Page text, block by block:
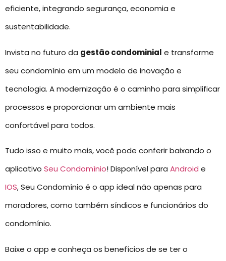
eficiente, integrando segurança, economia e
sustentabilidade.
Invista no futuro da gestão condominial e transforme
seu condomínio em um modelo de inovação e
tecnologia. A modernização é o caminho para simplificar
processos e proporcionar um ambiente mais
confortável para todos.
Tudo isso e muito mais, você pode conferir baixando o
aplicativo Seu Condomínio! Disponível para Android e
IOS, Seu Condomínio é o app ideal não apenas para
moradores, como também síndicos e funcionários do
condomínio.
Baixe o app e conheça os benefícios de se ter o